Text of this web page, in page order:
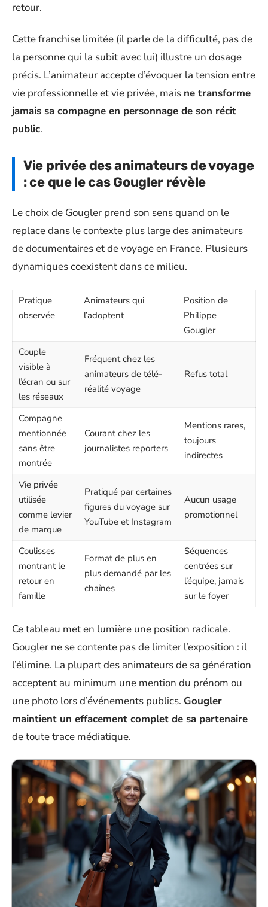
retour.
Cette franchise limitée (il parle de la difficulté, pas de
la personne qui la subit avec lui) illustre un dosage
précis. L’animateur accepte d’évoquer la tension entre
vie professionnelle et vie privée, mais ne transforme
jamais sa compagne en personnage de son récit
public.
Vie privée des animateurs de voyage
: ce que le cas Gougler révèle
Le choix de Gougler prend son sens quand on le
replace dans le contexte plus large des animateurs
de documentaires et de voyage en France. Plusieurs
dynamiques coexistent dans ce milieu.
Pratique
observée
Animateurs qui
l’adoptent
Position de
Philippe
Gougler
Couple
visible à
l’écran ou sur
les réseaux
Fréquent chez les
animateurs de télé-
réalité voyage
Refus total
Compagne
mentionnée
sans être
montrée
Courant chez les
journalistes reporters
Mentions rares,
toujours
indirectes
Vie privée
utilisée
comme levier
de marque
Pratiqué par certaines
figures du voyage sur
YouTube et Instagram
Aucun usage
promotionnel
Coulisses
montrant le
retour en
famille
Format de plus en
plus demandé par les
chaînes
Séquences
centrées sur
l’équipe, jamais
sur le foyer
Ce tableau met en lumière une position radicale.
Gougler ne se contente pas de limiter l’exposition : il
l’élimine. La plupart des animateurs de sa génération
acceptent au minimum une mention du prénom ou
une photo lors d’événements publics. Gougler
maintient un effacement complet de sa partenaire
de toute trace médiatique.